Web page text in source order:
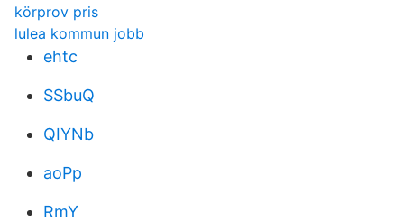
körprov pris
lulea kommun jobb
ehtc
SSbuQ
QIYNb
aoPp
RmY